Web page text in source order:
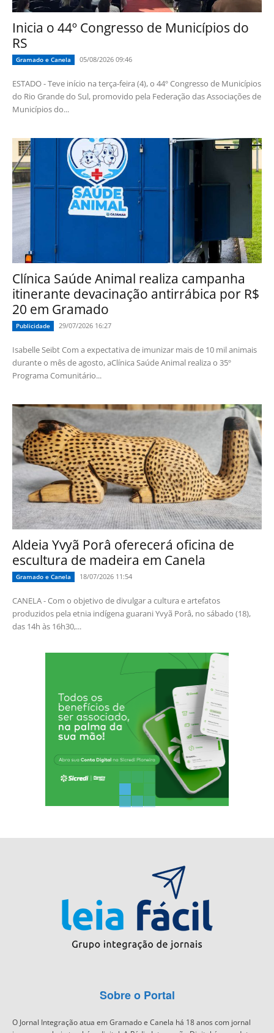
Inicia o 44º Congresso de Municípios do
RS
Gramado e Canela 05/08/2026 09:46
ESTADO - Teve início na terça-feira (4), o 44º Congresso de Municípios
do Rio Grande do Sul, promovido pela Federação das Associações de
Municípios do...
Clínica Saúde Animal realiza campanha
itinerante devacinação antirrábica por R$
20 em Gramado
Publicidade 29/07/2026 16:27
Isabelle Seibt Com a expectativa de imunizar mais de 10 mil animais
durante o mês de agosto, aClínica Saúde Animal realiza o 35º
Programa Comunitário...
Aldeia Yvyã Porâ oferecerá oficina de
escultura de madeira em Canela
Gramado e Canela 18/07/2026 11:54
CANELA - Com o objetivo de divulgar a cultura e artefatos
produzidos pela etnia indígena guarani Yvyã Porâ, no sábado (18),
das 14h às 16h30,...
Sobre o Portal
O Jornal Integração atua em Gramado e Canela há 18 anos com jornal